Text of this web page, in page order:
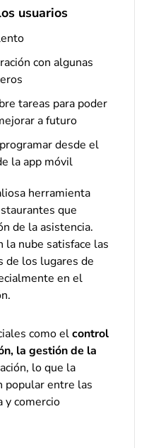
usuarios
con algunas
tareas para poder
a futuro
desde el
la app móvil
herramienta
que
de la asistencia.
la nube satisface las
de los lugares de
en el
como elcontrol
la gestión de la
lo que la
popular entre las
y comercio